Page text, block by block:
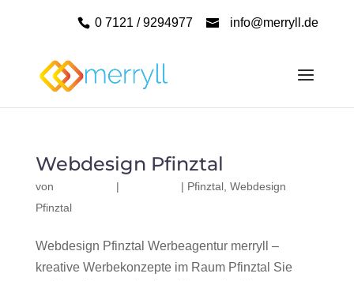
0 7121 / 9294977 info@merryll.de
Webdesign Pfinztal
von | | Pfinztal, Webdesign
Pfinztal
Webdesign Pfinztal Werbeagentur merryll –
kreative Werbekonzepte im Raum Pfinztal Sie